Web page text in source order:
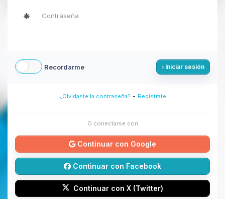
Recordarme Iniciar sesión
¿Olvidaste la contraseña? - Regístrate
O conectarse con
Continuar con Google
Continuar con Facebook
Continuar con X (Twitter)